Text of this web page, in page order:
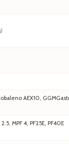
AEX10,
MPF 4, PF25E, PF40E